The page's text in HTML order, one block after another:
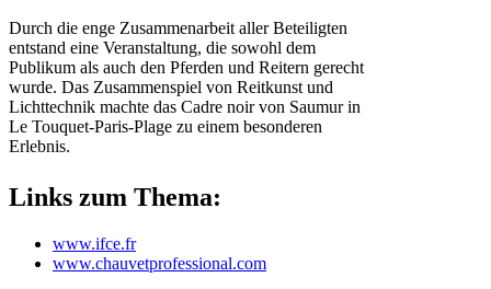
Durch die enge Zusammenarbeit aller Beteiligten
entstand eine Veranstaltung, die sowohl dem
Publikum als auch den Pferden und Reitern gerecht
wurde. Das Zusammenspiel von Reitkunst und
Lichttechnik machte das Cadre noir von Saumur in
Le Touquet-Paris-Plage zu einem besonderen
Erlebnis.
Links zum Thema:
www.ifce.fr
www.chauvetprofessional.com